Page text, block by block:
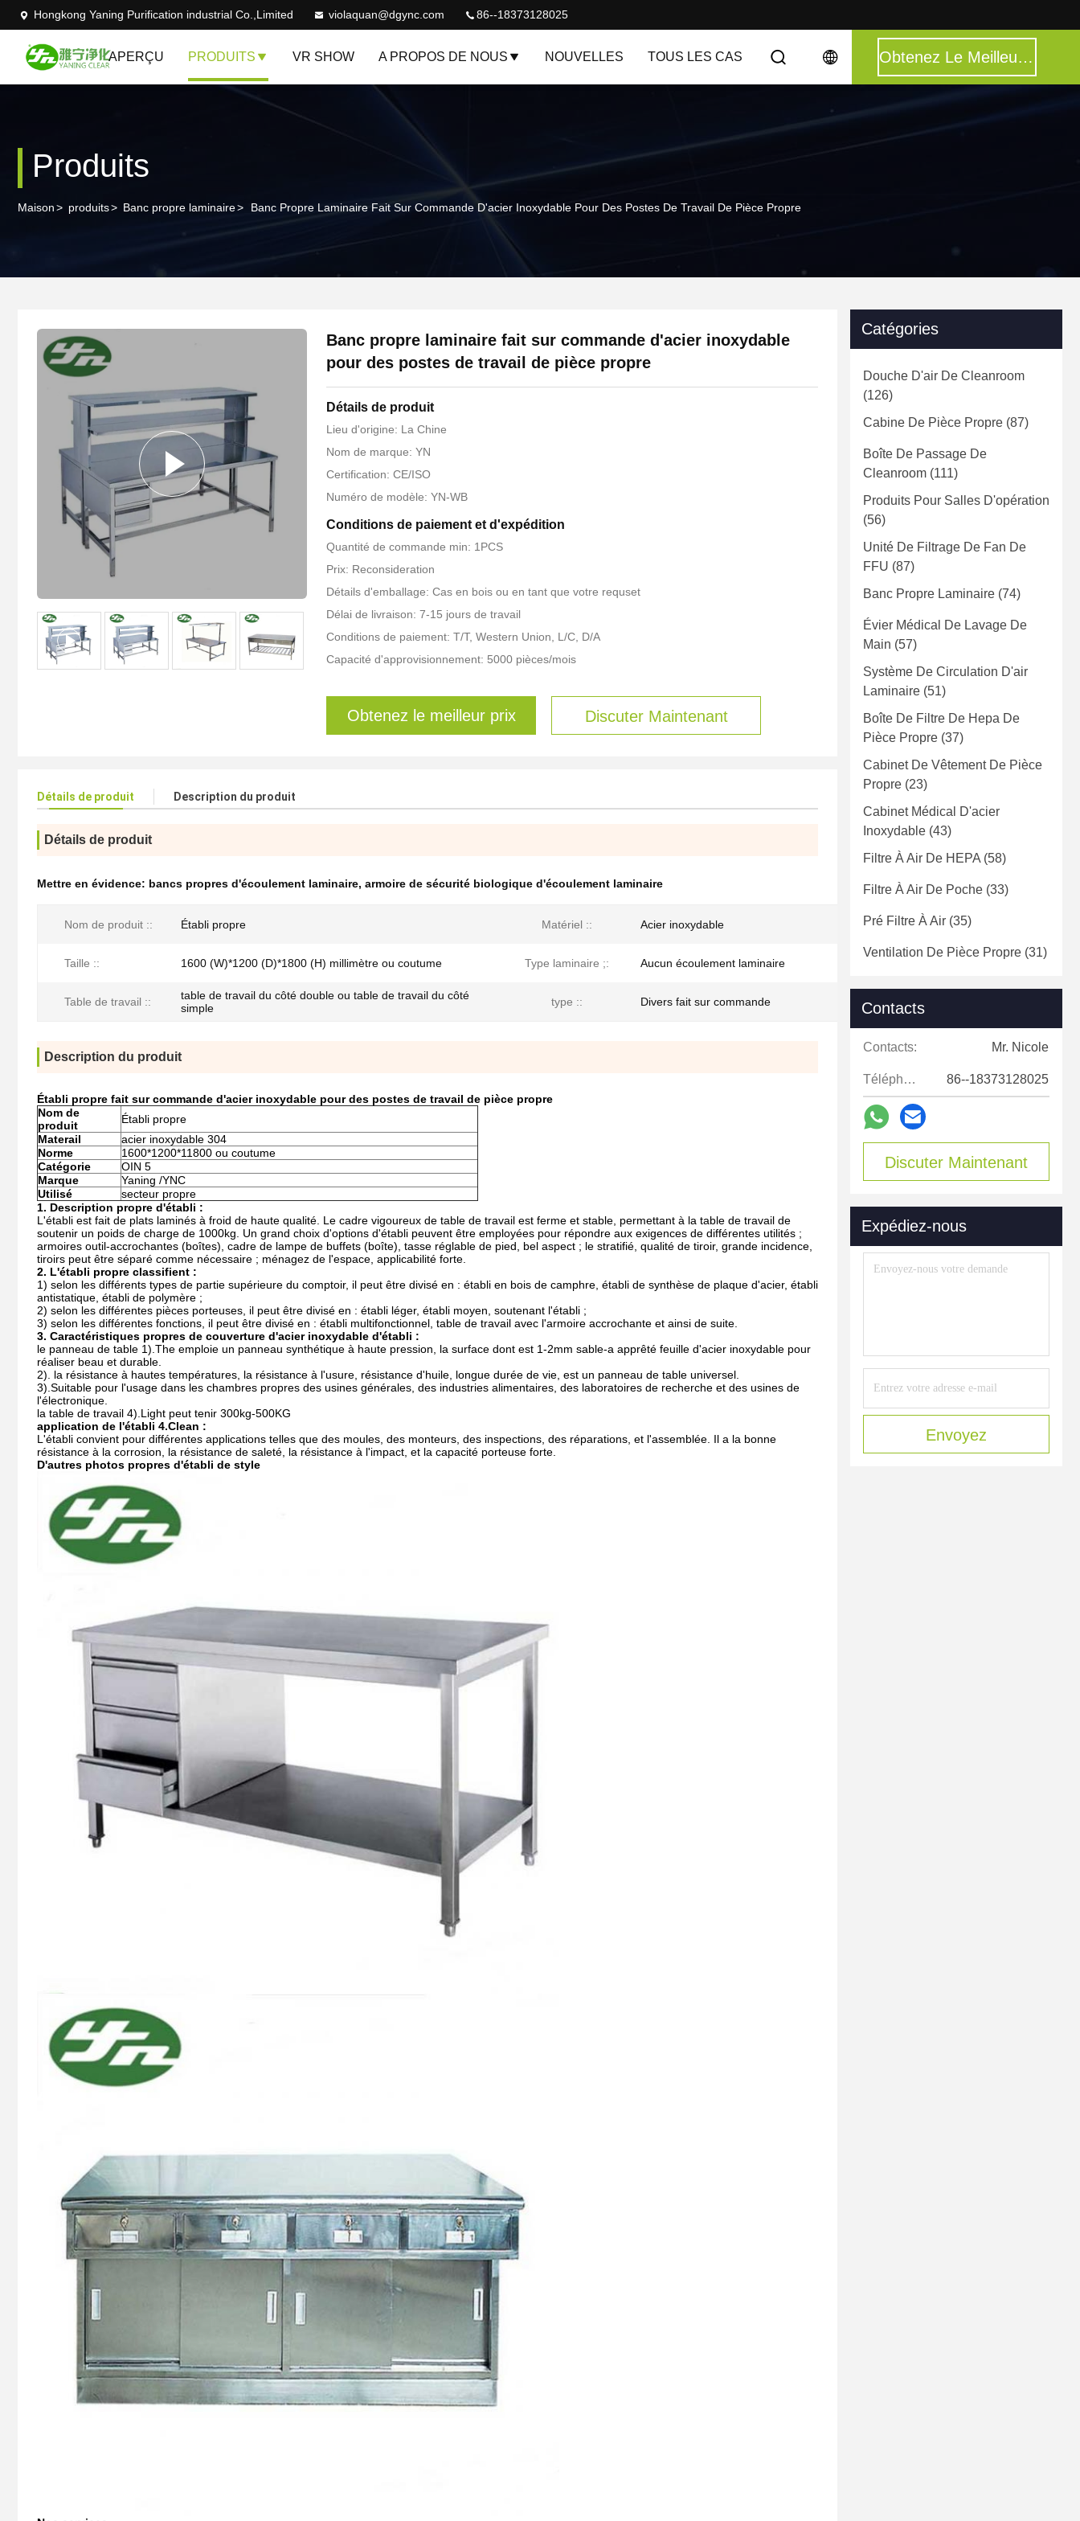
Hongkong Yaning Purification industrial Co.,Limited violaquan@dgync.com 86--18373128025
APERÇU PRODUITS VR SHOW A PROPOS DE NOUS NOUVELLES TOUS LES CAS Obtenez Le Meilleur Prix
Produits
Maison> produits> Banc propre laminaire> Banc Propre Laminaire Fait Sur Commande D'acier Inoxydable Pour Des Postes De Travail De Pièce Propre
Banc propre laminaire fait sur commande d'acier inoxydable
pour des postes de travail de pièce propre
Détails de produit
Lieu d'origine: La Chine
Nom de marque: YN
Certification: CE/ISO
Numéro de modèle: YN-WB
Conditions de paiement et d'expédition
Quantité de commande min: 1PCS
Prix: Reconsideration
Détails d'emballage: Cas en bois ou en tant que votre requset
Délai de livraison: 7-15 jours de travail
Conditions de paiement: T/T, Western Union, L/C, D/A
Capacité d'approvisionnement: 5000 pièces/mois
Obtenez le meilleur prix Discuter Maintenant
Détails de produit Description du produit
Détails de produit
Mettre en évidence: bancs propres d'écoulement laminaire, armoire de sécurité biologique d'écoulement laminaire
Nom de produit :: Établi propre Matériel :: Acier inoxydable
Taille :: 1600 (W)*1200 (D)*1800 (H) millimètre ou coutume Type laminaire ;: Aucun écoulement laminaire
Table de travail ::
table de travail du côté double ou table de travail du côté
simple
type :: Divers fait sur commande
Description du produit
Établi propre fait sur commande d'acier inoxydable pour des postes de travail de pièce propre
Nom de
produit
Établi propre
Materail
acier inoxydable 304
Norme
1600*1200*11800 ou coutume
Catégorie
OIN 5
Marque
Yaning /YNC
Utilisé
secteur propre
1. Description propre d'établi :
L'établi est fait de plats laminés à froid de haute qualité. Le cadre vigoureux de table de travail est ferme et stable, permettant à la table de travail de
soutenir un poids de charge de 1000kg. Un grand choix d'options d'établi peuvent être employées pour répondre aux exigences de différentes utilités ;
armoires outil-accrochantes (boîtes), cadre de lampe de buffets (boîte), tasse réglable de pied, bel aspect ; le stratifié, qualité de tiroir, grande incidence,
tiroirs peut être séparé comme nécessaire ; ménagez de l'espace, applicabilité forte.
2. L'établi propre classifient :
1) selon les différents types de partie supérieure du comptoir, il peut être divisé en : établi en bois de camphre, établi de synthèse de plaque d'acier, établi
antistatique, établi de polymère ;
2) selon les différentes pièces porteuses, il peut être divisé en : établi léger, établi moyen, soutenant l'établi ;
3) selon les différentes fonctions, il peut être divisé en : établi multifonctionnel, table de travail avec l'armoire accrochante et ainsi de suite.
3. Caractéristiques propres de couverture d'acier inoxydable d'établi :
le panneau de table 1).The emploie un panneau synthétique à haute pression, la surface dont est 1-2mm sable-a apprêté feuille d'acier inoxydable pour
réaliser beau et durable.
2). la résistance à hautes températures, la résistance à l'usure, résistance d'huile, longue durée de vie, est un panneau de table universel.
3).Suitable pour l'usage dans les chambres propres des usines générales, des industries alimentaires, des laboratoires de recherche et des usines de
l'électronique.
la table de travail 4).Light peut tenir 300kg-500KG
application de l'établi 4.Clean :
L'établi convient pour différentes applications telles que des moules, des monteurs, des inspections, des réparations, et l'assemblée. Il a la bonne
résistance à la corrosion, la résistance de saleté, la résistance à l'impact, et la capacité porteuse forte.
D'autres photos propres d'établi de style
Catégories
Douche D'air De Cleanroom
(126)
Cabine De Pièce Propre (87)
Boîte De Passage De
Cleanroom (111)
Produits Pour Salles D'opération
(56)
Unité De Filtrage De Fan De
FFU (87)
Banc Propre Laminaire (74)
Évier Médical De Lavage De
Main (57)
Système De Circulation D'air
Laminaire (51)
Boîte De Filtre De Hepa De
Pièce Propre (37)
Cabinet De Vêtement De Pièce
Propre (23)
Cabinet Médical D'acier
Inoxydable (43)
Filtre À Air De HEPA (58)
Filtre À Air De Poche (33)
Pré Filtre À Air (35)
Ventilation De Pièce Propre (31)
Contacts
Contacts: Mr. Nicole
Téléphone: 86--18373128025
Discuter Maintenant
Expédiez-nous
Envoyez